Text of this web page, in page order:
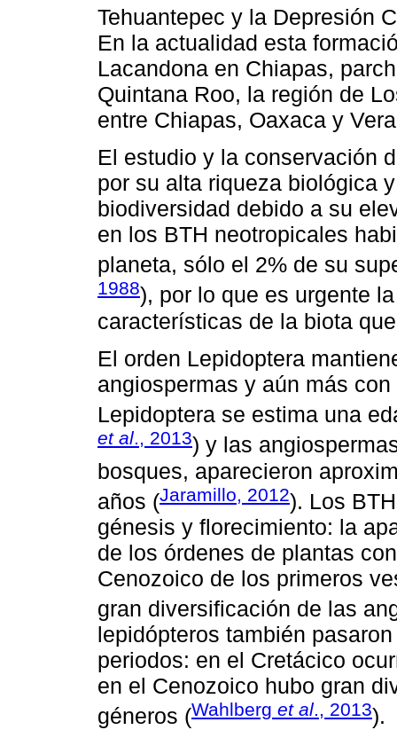
Tehuantepec y la Depresión
En la actualidad esta
Lacandona en Chiapas,
Quintana Roo, la región de
entre Chiapas, Oaxaca y
El estudio y la conservación
por su alta riqueza biológica
biodiversidad debido a su
en los BTH neotropicales
planeta, sólo el 2% de su
1988), por lo que es urgente
características de la biota
El orden Lepidoptera
angiospermas y aún más
Lepidoptera se estima una
et al., 2013) y las
bosques, aparecieron
años (Jaramillo, 2012). Los
génesis y florecimiento: la
de los órdenes de plantas
Cenozoico de los primeros
gran diversificación de las
lepidópteros también
periodos: en el Cretácico
en el Cenozoico hubo gran
géneros (Wahlberg et al., 2013).